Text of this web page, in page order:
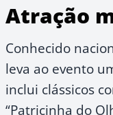
Atração
Conhecido
leva ao evento
inclui clássicos
“Patricinha do